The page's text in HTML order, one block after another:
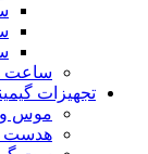
ساعت
تجهیزات
موس و
هدست